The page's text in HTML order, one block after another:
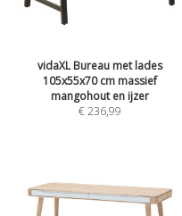
vidaXL Bureau met lades
105x55x70 cm massief
mangohout en ijzer
€236,99